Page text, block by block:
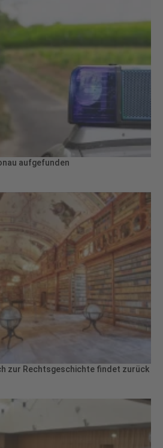
aufgefunden
zur Rechtsgeschichte findet zurück